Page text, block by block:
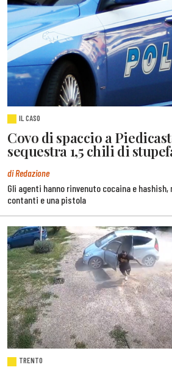
IL CASO
Covo di spaccio a
sequestra 1,5 chili di
di Redazione
Gli agenti hanno rinvenuto cocaina e hashish,
contanti e una pistola
TRENTO